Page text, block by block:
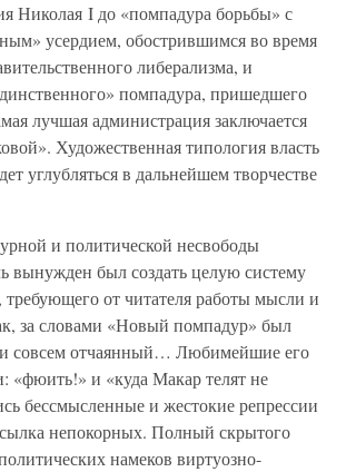
Николая I до «помпадура борьбы» с
усердием, обострившимся во время
либерализма, и
помпадура, пришедшего
лучшая администрация заключается
Художественная типология власть
углубляться в дальнейшем творчестве
и политической несвободы
вынужден был создать целую систему
требующего от читателя работы мысли и
за словами «Новый помпадур» был
совсем отчаянный… Любимейшие его
«фюить!» и «куда Макар телят не
бессмысленные и жестокие репрессии
непокорных. Полный скрытого
намеков виртуозно-